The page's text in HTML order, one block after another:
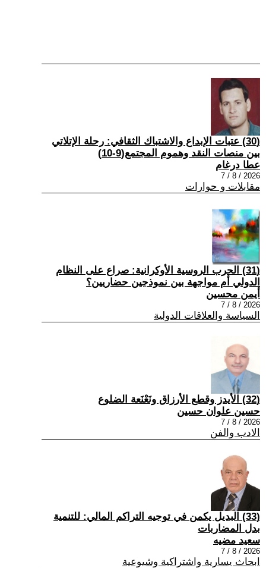
(30) عتبات الإبداع والاشتباك الثقافي: رحلة الإتلاتي
بين منصات النقد وهموم المجتمع(9-10)
عطا درغام
2026 / 8 / 7
مقابلات و حوارات
(31) الحرب الروسية الأوكرانية: صراع على النظام
الدولي أم مواجهة بين نموذجين حضاريين؟
أيمن محسين
2026 / 8 / 7
السياسة والعلاقات الدولية
(32) الأيدز وقطع الأرزاق ونَعْنَعة الضلوع
حسين علوان حسين
2026 / 8 / 7
الادب والفن
(33) البديل يكمن في توجيه التراكم المالي: للتنمية
بدل المضاربات
سعيد مضيه
2026 / 8 / 7
ابحاث يسارية واشتراكية وشيوعية